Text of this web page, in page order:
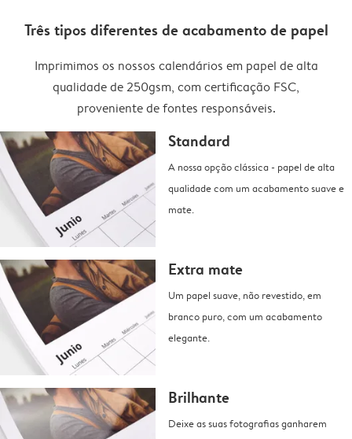
Três tipos diferentes de acabamento de papel
Imprimimos os nossos calendários em papel de alta
qualidade de 250gsm, com certificação FSC,
proveniente de fontes responsáveis.
Standard
A nossa opção clássica - papel de alta
qualidade com um acabamento suave e
mate.
Extra mate
Um papel suave, não revestido, em
branco puro, com um acabamento
elegante.
Brilhante
Deixe as suas fotografias ganharem